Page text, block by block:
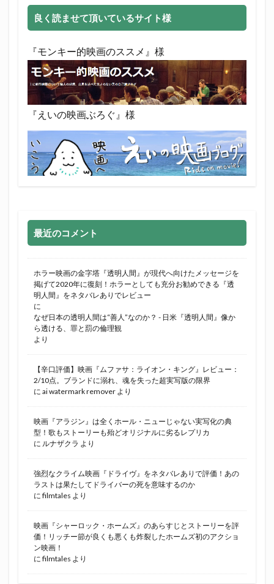
良く読ませて頂いているサイト様
『モンキー的映画のススメ』様
『えいの映画ぶろぐ』様
最近のコメント
ホラー映画の金字塔『透明人間』が現代へ向けたメッセージを
掲げて2020年に復刻！ホラーとしても充分お勧めできる『透
明人間』をネタバレありでレビュー
に
なぜ日本の透明人間は“善人”なのか？ - 日米『透明人間』像か
ら透ける、罪と罰の倫理観
より
【辛口評価】映画『ムファサ：ライオン・キング』レビュー：
2/10点。ブランドに溺れ、魂を失った超実写版の限界
に ai watermark remover より
映画『アラジン』は全くホール・ニューじゃない実写化の典
型！歌もストーリーも殆どオリジナルに劣るレプリカ
に ルナザクラ より
強烈なクライム映画『ドライヴ』をネタバレありで評価！あの
ラストは果たしてドライバーの死を意味するのか
に filmtales より
映画『シャーロック・ホームズ』のあらすじとストーリーを評
価！リッチー節が良くも悪くも炸裂したホームズ初のアクショ
ン映画！
に filmtales より